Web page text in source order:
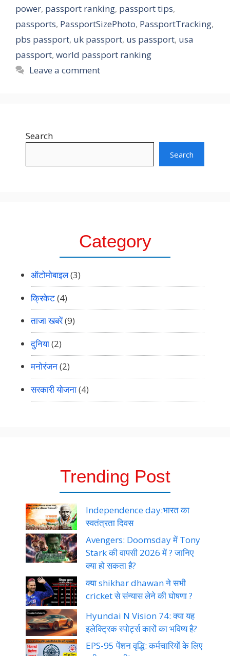
power, passport ranking, passport tips,
passports, PassportSizePhoto, PassportTracking,
pbs passport, uk passport, us passport, usa
passport, world passport ranking
Leave a comment
Search
Search
Category
ऑटोमोबाइल(3)
क्रिकेट(4)
ताजा खबरें(9)
दुनिया(2)
मनोरंजन(2)
सरकारी योजना(4)
Trending Post
Independence day:भारत का
स्वतंत्रता दिवस
Avengers: Doomsday में Tony
Stark की वापसी 2026 में ? जानिए
क्या हो सकता है?
क्या shikhar dhawan ने सभी
cricket से संन्यास लेने की घोषणा ?
Hyundai N Vision 74: क्या यह
इलेक्ट्रिक स्पोर्ट्स कारों का भविष्य है?
EPS-95 पेंशन वृद्धि: कर्मचारियों के लिए